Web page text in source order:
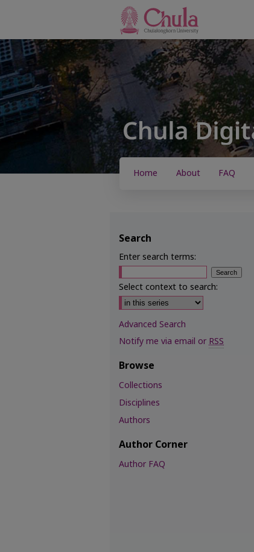
Home About FAQ
Search
Enter search terms:
Select context to search:
Advanced Search
Notify me via email orRSS
Browse
Collections
Disciplines
Authors
Author Corner
Author FAQ